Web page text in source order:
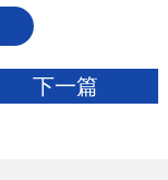
下一篇